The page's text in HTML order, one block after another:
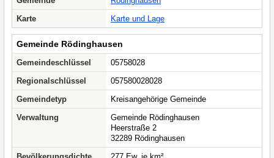
Karte
Karte und Lage
Gemeinde Rödinghausen
Gemeindeschlüssel
05758028
Regionalschlüssel
057580028028
Gemeindetyp
Kreisangehörige Gemeinde
Verwaltung
Gemeinde Rödinghausen
Heerstraße 2
32289 Rödinghausen